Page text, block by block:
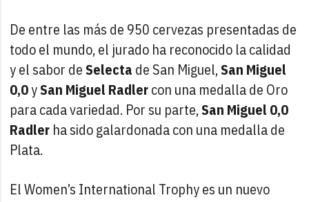
De entre las más de 950 cervezas presentadas de
todo el mundo, el jurado ha reconocido la calidad
y el sabor deSelecta de San Miguel,San Miguel
0,0ySan Miguel Radlercon una medalla de Oro
para cada variedad. Por su parte,San Miguel 0,0
Radler ha sido galardonada con una medalla de
Plata.
El Women’s International Trophy es un nuevo